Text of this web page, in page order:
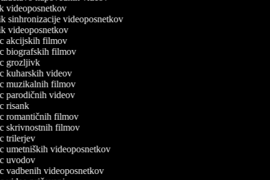
videoposnetkov
sinhronizacije videoposnetkov
videoposnetkov
akcijskih filmov
biografskih filmov
grozljivk
kuharskih videov
muzikalnih filmov
parodičnih videov
risank
romantičnih filmov
skrivnostnih filmov
trilerjev
umetniških videoposnetkov
uvodov
vadbenih videoposnetkov